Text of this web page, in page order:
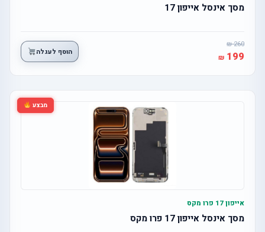
מסך אינסל אייפון 17
260
199 הוסף לעגלה
מבצע
אייפון 17 פרו מקס
מסך אינסל אייפון 17 פרו מקס